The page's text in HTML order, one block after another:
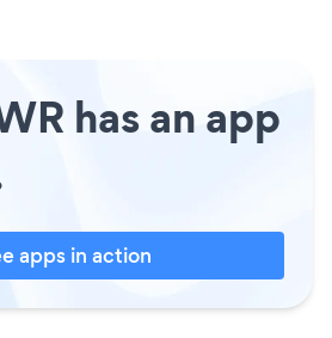
has an app
apps in action